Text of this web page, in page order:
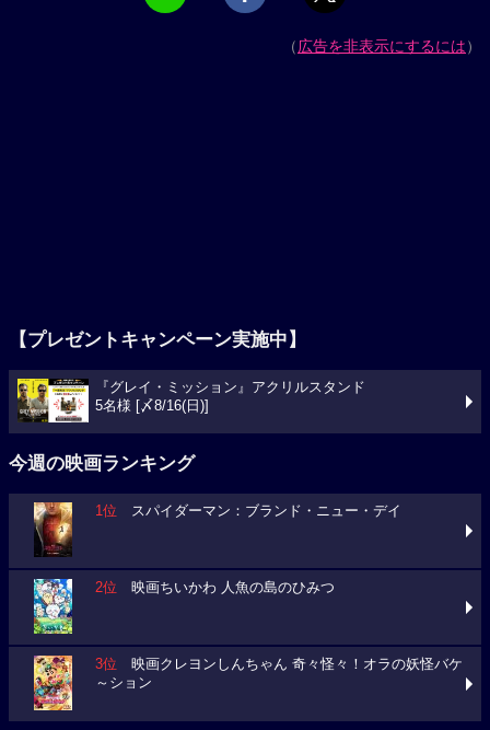
（広告を非表示にするには）
【プレゼントキャンペーン実施中】
『グレイ・ミッション』アクリルスタンド
5名様 [〆8/16(日)]
今週の映画ランキング
1位 スパイダーマン：ブランド・ニュー・デイ
2位 映画ちいかわ 人魚の島のひみつ
3位 映画クレヨンしんちゃん 奇々怪々！オラの妖怪バケ
～ション